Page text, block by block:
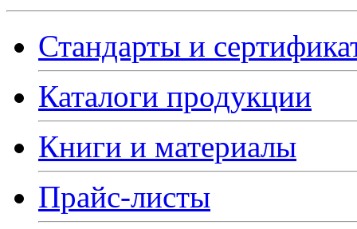
Стандарты и
Каталоги продукции
Книги и материалы
Прайс-листы